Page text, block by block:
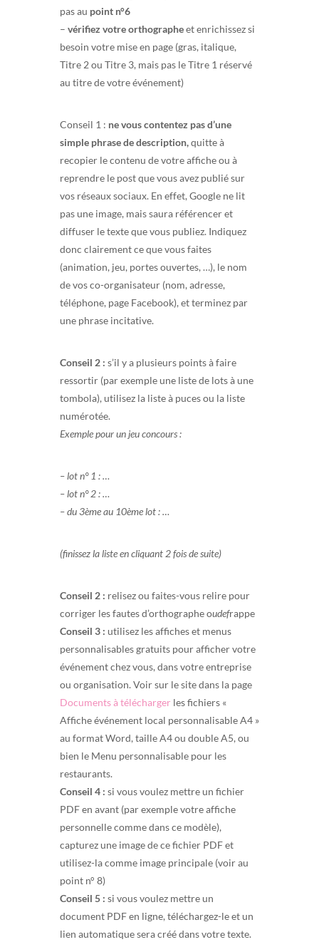
pas au point n°6
– vérifiez votre orthographeet enrichissez si
besoin votre mise en page (gras, italique,
Titre 2 ou Titre 3, mais pas le Titre 1 réservé
au titre de votre événement)
Conseil 1 : ne vous contentez pas d’une
simple phrase de description,quitte à
recopier le contenu de votre affiche ou à
reprendre le post que vous avez publié sur
vos réseaux sociaux. En effet, Google ne lit
pas une image, mais saura référencer et
diffuser le texte que vous publiez. Indiquez
donc clairement ce que vous faites
(animation, jeu, portes ouvertes, …), le nom
de vos co-organisateur (nom, adresse,
téléphone, page Facebook), et terminez par
une phrase incitative.
Conseil 2 : s’il y a plusieurs points à faire
ressortir (par exemple une liste de lots à une
tombola), utilisez la liste à puces ou la liste
numérotée.
Exemple pour un jeu concours :
– lot n° 1 : …
– lot n° 2 : …
– du 3ème au 10ème lot : …
(finissez la liste en cliquant 2 fois de suite)
Conseil 2 : relisez ou faites-vous relire pour
corriger les fautes d’orthographe oudefrappe
Conseil 3 : utilisez les affiches et menus
personnalisables gratuits pour afficher votre
événement chez vous, dans votre entreprise
ou organisation. Voir sur le site dans la page
Documents à télécharger les fichiers «
Affiche événement local personnalisable A4 »
au format Word, taille A4 ou double A5, ou
bien le Menu personnalisable pour les
restaurants.
Conseil 4 : si vous voulez mettre un fichier
PDF en avant (par exemple votre affiche
personnelle comme dans ce modèle),
capturez une image de ce fichier PDF et
utilisez-la comme image principale (voir au
point n° 8)
Conseil 5 : si vous voulez mettre un
document PDF en ligne, téléchargez-le et un
lien automatique sera créé dans votre texte.